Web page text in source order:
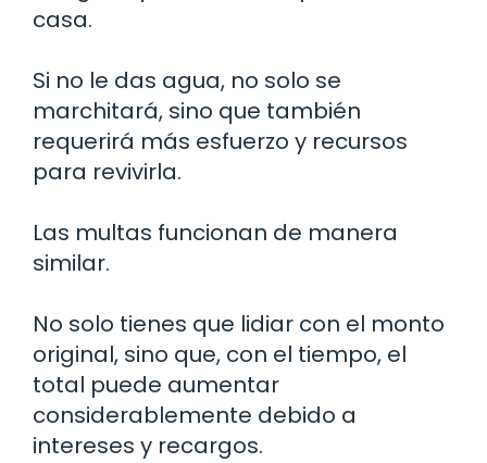
casa.
Si no le das agua, no solo se
marchitará, sino que también
requerirá más esfuerzo y recursos
para revivirla.
Las multas funcionan de manera
similar.
No solo tienes que lidiar con el monto
original, sino que, con el tiempo, el
total puede aumentar
considerablemente debido a
intereses y recargos.